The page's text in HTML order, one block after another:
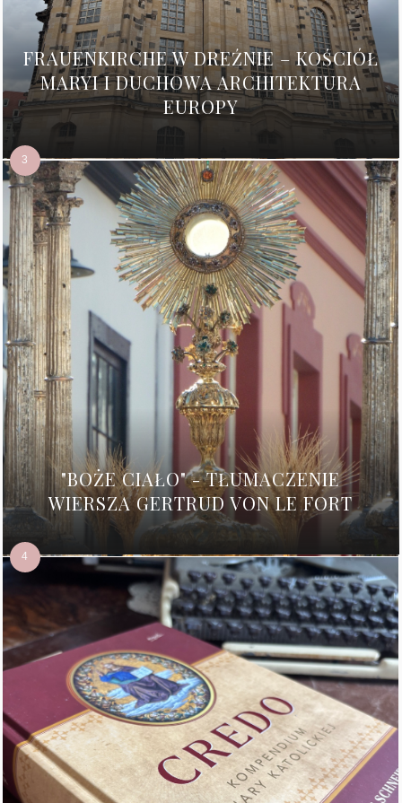
FRAUENKIRCHE W DREŹNIE – KOŚCIÓŁ
MARYI I DUCHOWA ARCHITEKTURA
EUROPY
"BOŻE CIAŁO" - TŁUMACZENIE
WIERSZA GERTRUD VON LE FORT